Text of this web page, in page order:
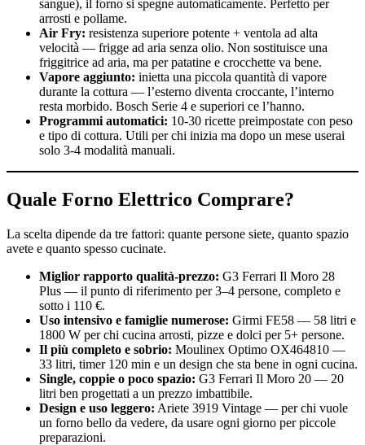
sangue), il forno si spegne automaticamente. Perfetto per
arrosti e pollame.
Air Fry: resistenza superiore potente + ventola ad alta
velocità — frigge ad aria senza olio. Non sostituisce una
friggitrice ad aria, ma per patatine e crocchette va bene.
Vapore aggiunto: inietta una piccola quantità di vapore
durante la cottura — l’esterno diventa croccante, l’interno
resta morbido. Bosch Serie 4 e superiori ce l’hanno.
Programmi automatici: 10-30 ricette preimpostate con peso
e tipo di cottura. Utili per chi inizia ma dopo un mese userai
solo 3-4 modalità manuali.
Quale Forno Elettrico Comprare?
La scelta dipende da tre fattori: quante persone siete, quanto spazio
avete e quanto spesso cucinate.
Miglior rapporto qualità-prezzo: G3 Ferrari Il Moro 28
Plus — il punto di riferimento per 3–4 persone, completo e
sotto i 110 €.
Uso intensivo e famiglie numerose: Girmi FE58 — 58 litri e
1800 W per chi cucina arrosti, pizze e dolci per 5+ persone.
Il più completo e sobrio: Moulinex Optimo OX464810 —
33 litri, timer 120 min e un design che sta bene in ogni cucina.
Single, coppie o poco spazio: G3 Ferrari Il Moro 20 — 20
litri ben progettati a un prezzo imbattibile.
Design e uso leggero: Ariete 3919 Vintage — per chi vuole
un forno bello da vedere, da usare ogni giorno per piccole
preparazioni.